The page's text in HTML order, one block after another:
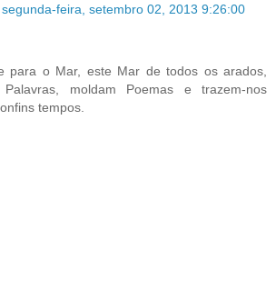
segunda-feira, setembro 02, 2013 9:26:00
para o Mar, este Mar de todos os arados,
moldam Poemas e trazem-nos
tempos.